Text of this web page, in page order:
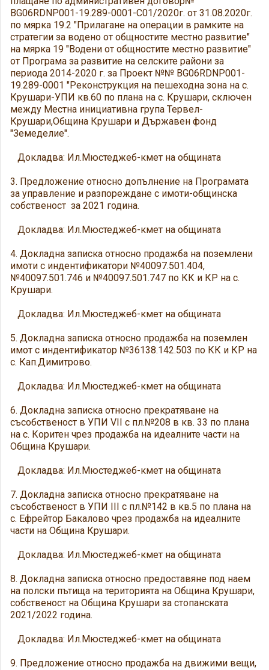
BG06RDNP001-19.289-0001-С01/2020г. от 31.08.2020г.
по мярка 19.2 "Прилагане на опeрации в рамките на
стратегии за водено от общностите местно развитие"
на мярка 19 "Водени от общностите местно развитие"
от Програма за развитие на селските райони за
периода 2014-2020 г. за Проект №№ BG06RDNP001-
19.289-0001 "Реконструкция на пешеходна зона на с.
Крушари-УПИ кв.60 по плана на с. Крушари, сключен
между Местна инициативна група Тервел-
Крушари,Община Крушари и Държавен фонд
"Земеделие".
Докладва: Ил.Мюстеджеб-кмет на общината
3. Предложение относно допълнение на Програмата
за управление и разпореждане с имоти-общинска
собственост за 2021 година.
Докладва: Ил.Мюстеджеб-кмет на общината
4. Докладна записка относно продажба на поземлени
имоти с индентификатори №40097.501.404,
№40097.501.746 и №40097.501.747 по КК и КР на с.
Крушари.
Докладва: Ил.Мюстеджеб-кмет на общината
5. Докладна записка относно продажба на поземлен
имот с индентификатор №36138.142.503 по КК и КР на
с. Кап.Димитрово.
Докладва: Ил.Мюстеджеб-кмет на общината
6. Докладна записка относно прекратяване на
съсобственост в УПИ VII с пл.№208 в кв. 33 по плана
на с. Коритен чрез продажба на идеалните части на
Община Крушари.
Докладва: Ил.Мюстеджеб-кмет на общината
7. Докладна записка относно прекратяване на
съсобственост в УПИ III с пл.№142 в кв.5 по плана на
с. Ефрейтор Бакалово чрез продажба на идеалните
части на Община Крушари.
Докладва: Ил.Мюстеджеб-кмет на общината
8. Докладна записка относно предоставяне под наем
на полски пътища на територията на Община Крушари,
собственост на Община Крушари за стопанската
2021/2022 година.
Докладва: Ил.Мюстеджеб-кмет на общината
9. Предложение относно продажба на движими вещи,